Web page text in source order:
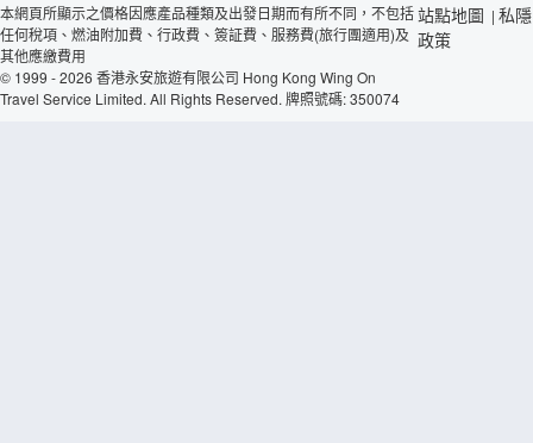
本網頁所顯示之價格因應產品種類及出發日期而有所不同，不包括
任何稅項、燃油附加費、行政費、簽証費、服務費(旅行團適用)及
其他應繳費用
© 1999 - 2026 香港永安旅遊有限公司 Hong Kong Wing On
Travel Service Limited. All Rights Reserved. 牌照號碼: 350074
站點地圖 | 私隱
政策